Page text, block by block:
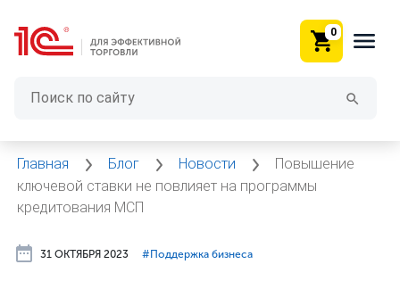
0
Главная Блог Новости
Повышение
ключевой ставки не повлияет на программы
кредитования МСП
31 ОКТЯБРЯ 2023 #⁣Поддержка бизнеса